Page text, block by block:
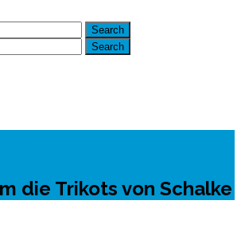
die Trikots von Schalke